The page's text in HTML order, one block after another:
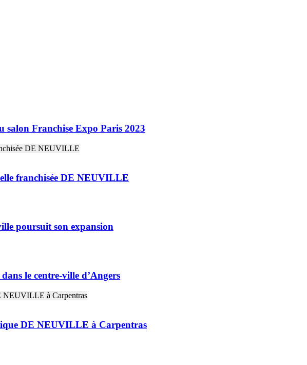
salon Franchise Expo Paris 2023
franchisée DE NEUVILLE
poursuit son expansion
le centre-ville d’Angers
DE NEUVILLE à Carpentras